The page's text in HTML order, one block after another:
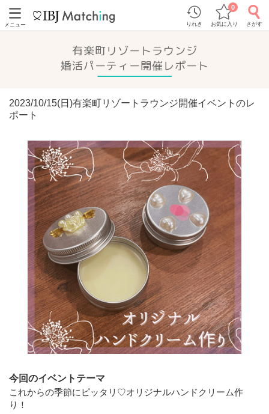
メニュー りれき お気に入り
0
さがす
有楽町リゾートラウンジ
婚活パーティー開催レポート
2023/10/15(日)有楽町リゾートラウンジ開催イベントのレ
ポート
今回のイベントテーマ
これからの季節にピッタリ♡オリジナルハンドクリーム作
り！